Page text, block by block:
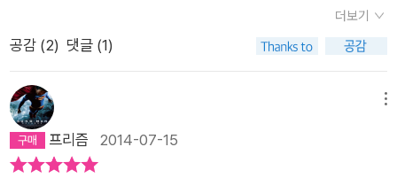
하게 다가온 소설이다. 김선영 작가는 온조만큼이나 긍정적인 마
인드를 가진 작가임에 틀림없다. 지나치게 손을 많이 내밀고, 지
든 것을 감싸려 하는 데 부러 그러지 않았으면 좋겠다. 십대들의
언어를 무리해 따라하지 않았으면 좋겠고, 사건을 하나의 에피소
드로 남겨두지 않았으면 좋겠다. 각각의 에피소드들은 '시간'이라
는 모티프 아래 하나의 서사로 구성되지 못했다. 에피소드 각각의
들은 나로부터 서로를 방해하지 않을 만큼 적당한 간격으로 앉아
듬성듬성 그들의 시간을 보내고 있다. 이어폰에서는 좋아하는 음
스로에게 주는 뭉클한 행복이다.‘기계 대신에 사람이 들어오고 사
람이 가지고 있는 미덕들이 살아나. 시간이 나를 위해 움직인다고
해야 하나? 시간이 나를 지배하는 것이 아니라 내 뒤로 물러나 있
는 듯한 느낌 같은 거야.(p65)’ 휴대폰도 연락처도 없는 강토 할
그리고 자꾸 풀어놓으려는 이야기들은 헷갈린다. 시간에 관한 생
각이라든다 등등은 시간은 금이다.시간을 소중히하라.. 그런 이야
기를 들으며 자랐고 머리가 커서는 누구에게나 시간은 공평하다
다만 어떻게 쓰느냐가 다를 뿐이라는 것그리고 내가 보낸 시간들
이 모여서 나 자신이 된다는 것그렇게 시간에 대한 잠언들이 늘어
갈 수록시간은 자꾸 흘러간다. 손가락사이에서 빠져나가는 모래
기가 심각하게 그려지는 현실이 슬퍼서 성장 소설 읽기가 겁이 나
는 것이 사실이다. 그런데 '시간을 파는 상점'에는 바람직한 생각
이 주인공이다. 그러다보니 쓸데 없이 얼굴 주름 만들어가며 슬퍼
하거나 노여워하지 않아도 되니 읽는 내내 즐거웠다. 소방관이었
던 아버지가 돌아가시고 힘들게 추억을 되앂으며 살아가는 온조
이지만 밝고 건전한 생각으로 온조를 보호하고 자라게 해 주는 엄
사용해서 손님? 고객들의 고민이나 심부를을 대신 해주는 독특
한 카페이다. 심부름 센터랄까? 발칙한 생각을 한 여고생 온조가
이런 카페를 개설하게 된 계기는 무엇일까?'시간을 파는 상점'에
서 '시간'이란 다소 철학적일 수 도 있다. 시간은 무형의 철학적 소
재를 통해 청소년의 고뇌, 방황, 아픔을 극복해가는 의미를 가진
다. 그래서 특별히 시간이라는 다소 관념적일 수도 있는 소재를
더보기
공감 (2) 댓글 (1)
프리즘 2014-07-15